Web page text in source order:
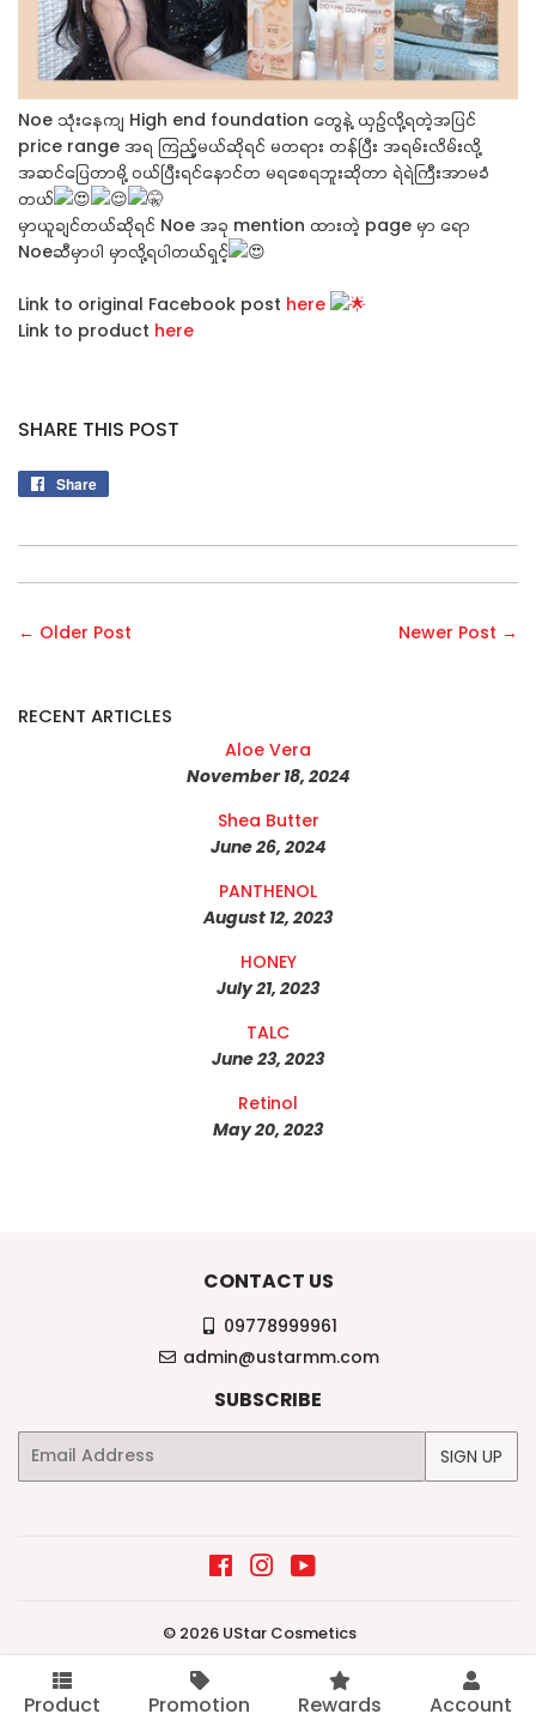
Noe သုံးနေကျ High end foundation တွေနဲ့ ယှဉ်လို့ရတဲ့အပြင်
price range အရ ကြည့်မယ်ဆိုရင် မတရား တန်ပြီး အရမ်းလိမ်းလို့
အဆင်ပြေတာမို့ ဝယ်ပြီးရင်နောင်တ မရစေရဘူးဆိုတာ ရဲရဲကြီးအာမခံ
တယ်
မှာယူချင်တယ်ဆိုရင် Noe အခု mention ထားတဲ့ page မှာ ရော
Noeဆီမှာပါ မှာလို့ရပါတယ်ရှင့်
Link to original Facebook post here
Link to product here
SHARE THIS POST
Share
← Older Post Newer Post →
RECENT ARTICLES
Aloe Vera
November 18, 2024
Shea Butter
June 26, 2024
PANTHENOL
August 12, 2023
HONEY
July 21, 2023
TALC
June 23, 2023
Retinol
May 20, 2023
CONTACT US
09778999961
admin@ustarmm.com
SUBSCRIBE
Email SIGN UP
FacebookInstagram
© 2026 UStar Cosmetics
Product Promotion Rewards Account